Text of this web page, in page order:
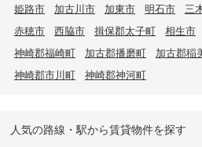
姫路市 加古川市 加東市 明石市 三
赤穂市
西脇市 揖保郡太子町 相生市
神崎郡福崎町
加古郡播磨町 加古郡稲
神崎郡市川町
神崎郡神河町
人気の路線・駅から賃貸物件を探す